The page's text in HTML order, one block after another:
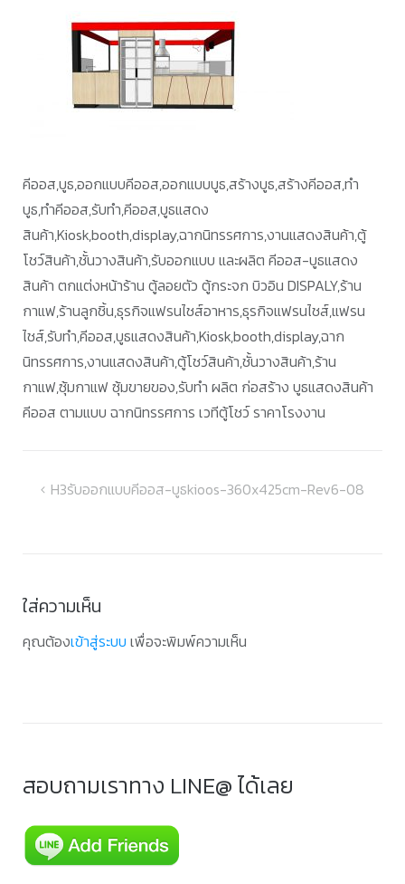
คีออส,บูธ,ออกแบบคีออส,ออกแบบบูธ,สร้างบูธ,สร้างคีออส,ทำ
บูธ,ทำคีออส,รับทำ,คีออส,บูธแสดง
สินค้า,Kiosk,booth,display,ฉากนิทรรศการ,งานแสดงสินค้า,ตู้
โชว์สินค้า,ชั้นวางสินค้า,รับออกแบบ และผลิต คีออส-บูธแสดง
สินค้า ตกแต่งหน้าร้าน ตู้ลอยตัว ตู้กระจก บิวอิน DISPALY,ร้าน
กาแฟ,ร้านลูกชิ้น,ธุรกิจแฟรนไชส์อาหาร,ธุรกิจแฟรนไชส์,แฟรน
ไชส์,รับทำ,คีออส,บูธแสดงสินค้า,Kiosk,booth,display,ฉาก
นิทรรศการ,งานแสดงสินค้า,ตู้โชว์สินค้า,ชั้นวางสินค้า,ร้าน
กาแฟ,ซุ้มกาแฟ ซุ้มขายของ,รับทำ ผลิต ก่อสร้าง บูธแสดงสินค้า
คีออส ตามแบบ ฉากนิทรรศการ เวทีตู้โชว์ ราคาโรงงาน
แนะแนว
H3รับออกแบบคีออส-บูธkioos-360x425cm-Rev6-08
ใส่ความเห็น
คุณต้องเข้าสู่ระบบ เพื่อจะพิมพ์ความเห็น
สอบถามเราทาง LINE@ ได้เลย